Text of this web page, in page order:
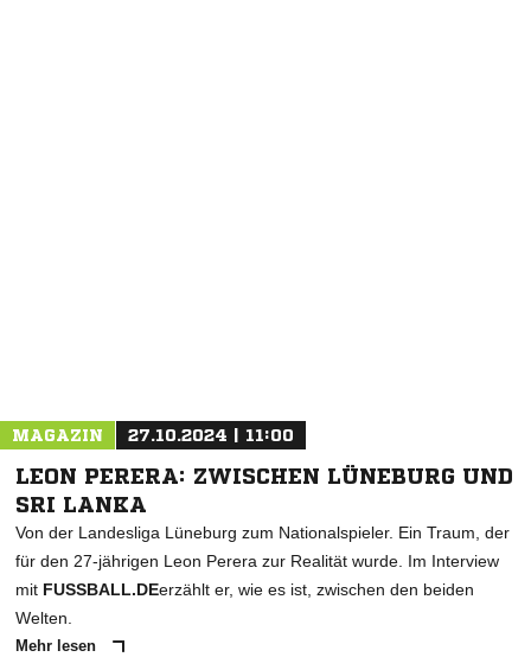
MAGAZIN 27.10.2024 | 11:00
LEON PERERA: ZWISCHEN LÜNEBURG UND
SRI LANKA
Von der Landesliga Lüneburg zum Nationalspieler. Ein Traum, der
für den 27-jährigen Leon Perera zur Realität wurde. Im Interview
mit FUSSBALL.DEerzählt er, wie es ist, zwischen den beiden
Welten.
Mehr lesen